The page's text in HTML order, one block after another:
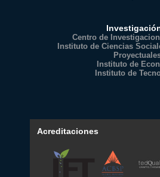
Centro de
Instituto de Ciencias
Instituto de
Instituto de
Acreditaciones